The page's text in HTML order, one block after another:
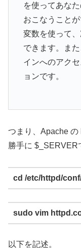
を使ってあな
おこなうこと
変数を使って
できます。ま
インへのアク
ョンです。
つまり、Apache の
勝手に $_SERVER
cd /etc/httpd/
sudo vim
以下を記述。